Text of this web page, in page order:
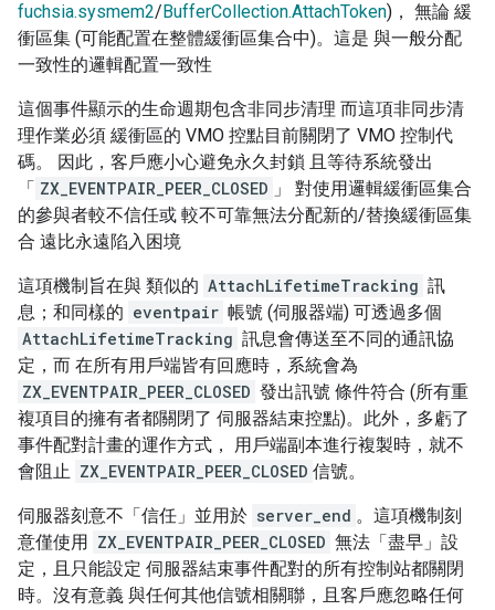
fuchsia.sysmem2/ BufferCollection.AttachToken)， 無論 緩
衝區集 (可能配置在整體緩衝區集合中)。這是 與一般分配
一致性的邏輯配置一致性
這個事件顯示的生命週期包含非同步清理 而這項非同步清
理作業必須 緩衝區的 VMO 控點目前關閉了 VMO 控制代
碼。 因此，客戶應小心避免永久封鎖 且等待系統發出
「 ZX_EVENTPAIR_PEER_CLOSED 」 對使用邏輯緩衝區集合
的參與者較不信任或 較不可靠無法分配新的/替換緩衝區集
合 遠比永遠陷入困境
這項機制旨在與 類似的 AttachLifetimeTracking 訊
息；和同樣的 eventpair 帳號 (伺服器端) 可透過多個
AttachLifetimeTracking 訊息會傳送至不同的通訊協
定，而 在所有用戶端皆有回應時，系統會為
ZX_EVENTPAIR_PEER_CLOSED 發出訊號 條件符合 (所有重
複項目的擁有者都關閉了 伺服器結束控點)。此外，多虧了
事件配對計畫的運作方式， 用戶端副本進行複製時，就不
會阻止 ZX_EVENTPAIR_PEER_CLOSED 信號。
伺服器刻意不「信任」並用於 server_end 。這項機制刻
意僅使用
ZX_EVENTPAIR_PEER_CLOSED 無法「盡早」設
定，且只能設定 伺服器結束事件配對的所有控制站都關閉
時。沒有意義 與任何其他信號相關聯，且客戶應忽略任何